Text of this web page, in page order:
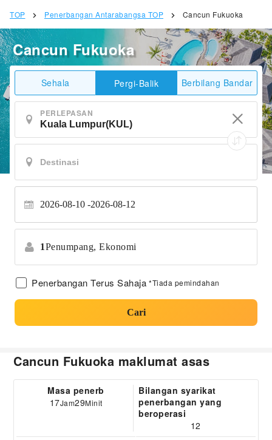
TOP Penerbangan Antarabangsa TOP Cancun Fukuoka
Cancun Fukuoka
Sehala Pergi-Balik Berbilang Bandar
PERLEPASAN
2026-08-10 2026-08-12
1Penumpang, Ekonomi
Penerbangan Terus Sahaja *Tiada pemindahan
Cari
Cancun Fukuoka maklumat asas
Masa penerb
17Jam29Minit
Bilangan syarikat
penerbangan yang
beroperasi
12